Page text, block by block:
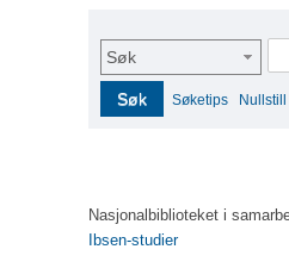
Søk
Søk Søketips Nullstill
Nasjonalbiblioteket i
Ibsen-studier